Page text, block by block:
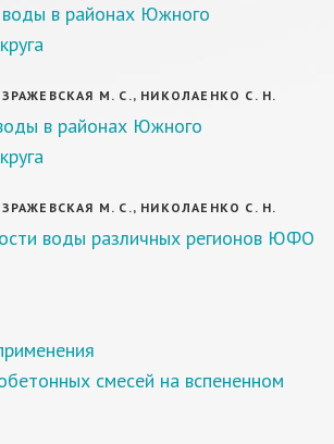
в районах Южного
М. С., НИКОЛАЕНКО С. Н.
в районах Южного
М. С., НИКОЛАЕНКО С. Н.
воды различных регионов ЮФО
смесей на вспененном